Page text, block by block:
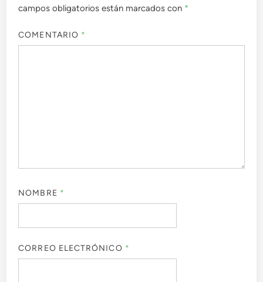
campos obligatorios están marcados con *
COMENTARIO *
NOMBRE *
CORREO ELECTRÓNICO *